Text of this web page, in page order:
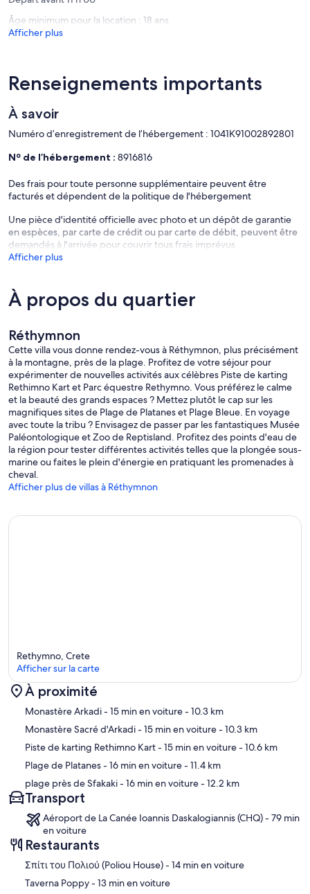
-8 km du monastère d'Arkadi, l'une des destinations et des sites les
plus touristiques à visiter si vous venez à Réthymnon. Un monastère
avec une longue histoire.
-20km Eleytherna antique, avec le musée d'Eleytherna.
[Registre des entreprises touristiques (MH. T.E.):
1041K91002892801]
Âge minimum pour la location : 18 ans
Afficher plus
Renseignements importants
À savoir
Numéro d’enregistrement de l’hébergement : 1041Κ91002892801
Nº de l’hébergement : 8916816
Des frais pour toute personne supplémentaire peuvent être
facturés et dépendent de la politique de l'hébergement
Une pièce d'identité officielle avec photo et un dépôt de garantie
en espèces, par carte de crédit ou par carte de débit, peuvent être
demandés à l'arrivée pour couvrir tous frais imprévus
Afficher plus
À propos du quartier
Réthymnon
Cette villa vous donne rendez-vous à Réthymnon, plus précisément
à la montagne, près de la plage. Profitez de votre séjour pour
expérimenter de nouvelles activités aux célèbres Piste de karting
Rethimno Kart et Parc équestre Rethymno. Vous préférez le calme
et la beauté des grands espaces ? Mettez plutôt le cap sur les
magnifiques sites de Plage de Platanes et Plage Bleue. En voyage
avec toute la tribu ? Envisagez de passer par les fantastiques Musée
Paléontologique et Zoo de Reptisland. Profitez des points d'eau de
la région pour tester différentes activités telles que la plongée sous-
marine ou faites le plein d'énergie en pratiquant les promenades à
cheval.
Afficher plus de villas à Réthymnon
Carte
Rethymno, Crete
Afficher sur la carte
À proximité
Monastère Arkadi- 15 min en voiture- 10.3 km
Monastère Sacré d'Arkadi- 15 min en voiture- 10.3 km
Piste de karting Rethimno Kart- 15 min en voiture- 10.6 km
Plage de Platanes- 16 min en voiture- 11.4 km
plage près de Sfakaki- 16 min en voiture- 12.2 km
Transport
Aéroport de La Canée Ioannis Daskalogiannis (CHQ) - 79 min
en voiture
Restaurants
‪Σπίτι του Πολιού (Poliou House) - ‬14 min en voiture
‪Taverna Poppy - ‬13 min en voiture